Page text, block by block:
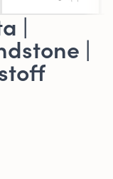
|
|